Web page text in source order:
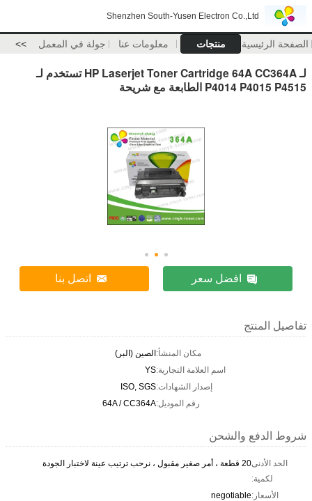
Shenzhen South-Yusen Electron Co.,Ltd
الصفحة الرئيسية منتجات معلومات عنا جولة في المعمل >>
لـ HP Laserjet Toner Cartridge 64A CC364A تستخدم لـ
P4014 P4015 P4515 الطابعة مع شريحة
افضل سعر اتصل بنا
تفاصيل المنتج
مكان المنشأ:الصين (البر)
اسم العلامة التجارية:YS
إصدار الشهادات:ISO, SGS
رقم الموديل:64A / CC364A
شروط الدفع والشحن
الحد الأدنى
لكمية:
20 قطعة ، أمر صغير مقبول ، نرحب ترتيب عينة لاختبار الجودة
الأسعار:negotiable